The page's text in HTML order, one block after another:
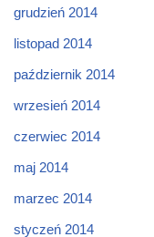
grudzień 2014
listopad 2014
październik 2014
wrzesień 2014
czerwiec 2014
maj 2014
marzec 2014
styczeń 2014